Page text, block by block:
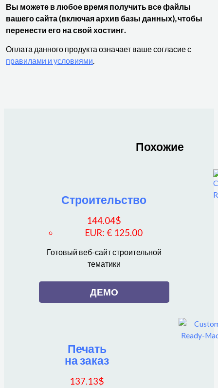
Вы можете в любое время получить все файлы
вашего сайта (включая архив базы данных), чтобы
перенести его на свой хостинг.
Оплата данного продукта означает ваше согласие с
правилами и условиями.
Похожие
Строительство
144.04$
EUR:€ 125.00
Готовый веб-сайт строительной
тематики
ДЕМО
Печать
на заказ
137.13$